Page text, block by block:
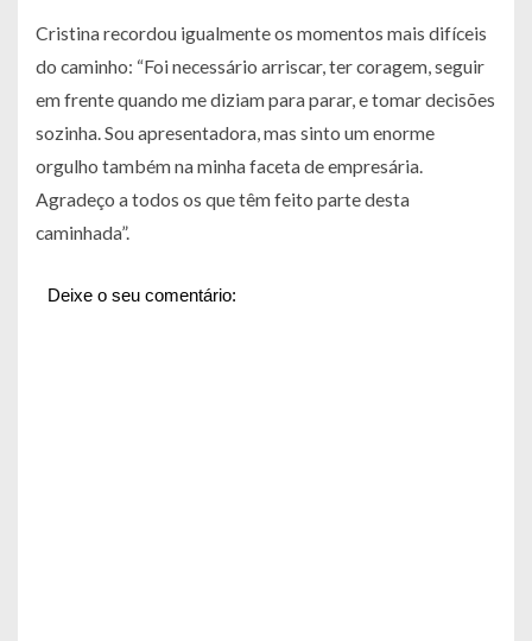
Cristina recordou igualmente os momentos mais difíceis
do caminho: “Foi necessário arriscar, ter coragem, seguir
em frente quando me diziam para parar, e tomar decisões
sozinha. Sou apresentadora, mas sinto um enorme
orgulho também na minha faceta de empresária.
Agradeço a todos os que têm feito parte desta
caminhada”.
Deixe o seu comentário: